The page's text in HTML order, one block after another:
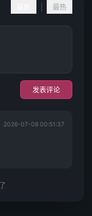
最热
发表评论
2026-07-08 00:51:37